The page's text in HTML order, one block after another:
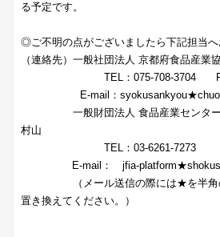
る予定です。
◎ご不明の点がございましたら下記担当
（連絡先）一般社団法人 京都府食品産
TEL：075-708-3704 FAX：
E-mail：
一般財団法人 食品産業センター
村山
TEL：03-6261-7273
E-mail： jfia-
（メール送信の際には★を半角の
置き換えてください。）